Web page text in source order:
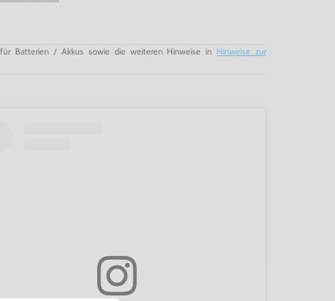
Batterien / Akkus sowie die weiteren Hinweise in Hinweise zur